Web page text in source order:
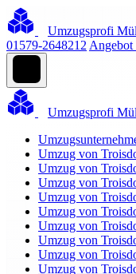
Umzugsprofi
01579-2648212 Angebot
Umzugsprofi
Umzug von
Umzug von
Umzug von
Umzug von
Umzug von
Umzug von
Umzug von
Umzug von
Umzug von